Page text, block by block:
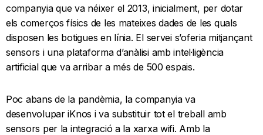
companyia que va néixer el 2013, inicialment, per dotar
els comerços físics de les mateixes dades de les quals
disposen les botigues en línia. El servei s’oferia mitjançant
sensors i una plataforma d’anàlisi amb intel·ligència
artificial que va arribar a més de 500 espais.
Poc abans de la pandèmia, la companyia va
desenvolupar iKnos i va substituir tot el treball amb
sensors per la integració a la xarxa wifi. Amb la